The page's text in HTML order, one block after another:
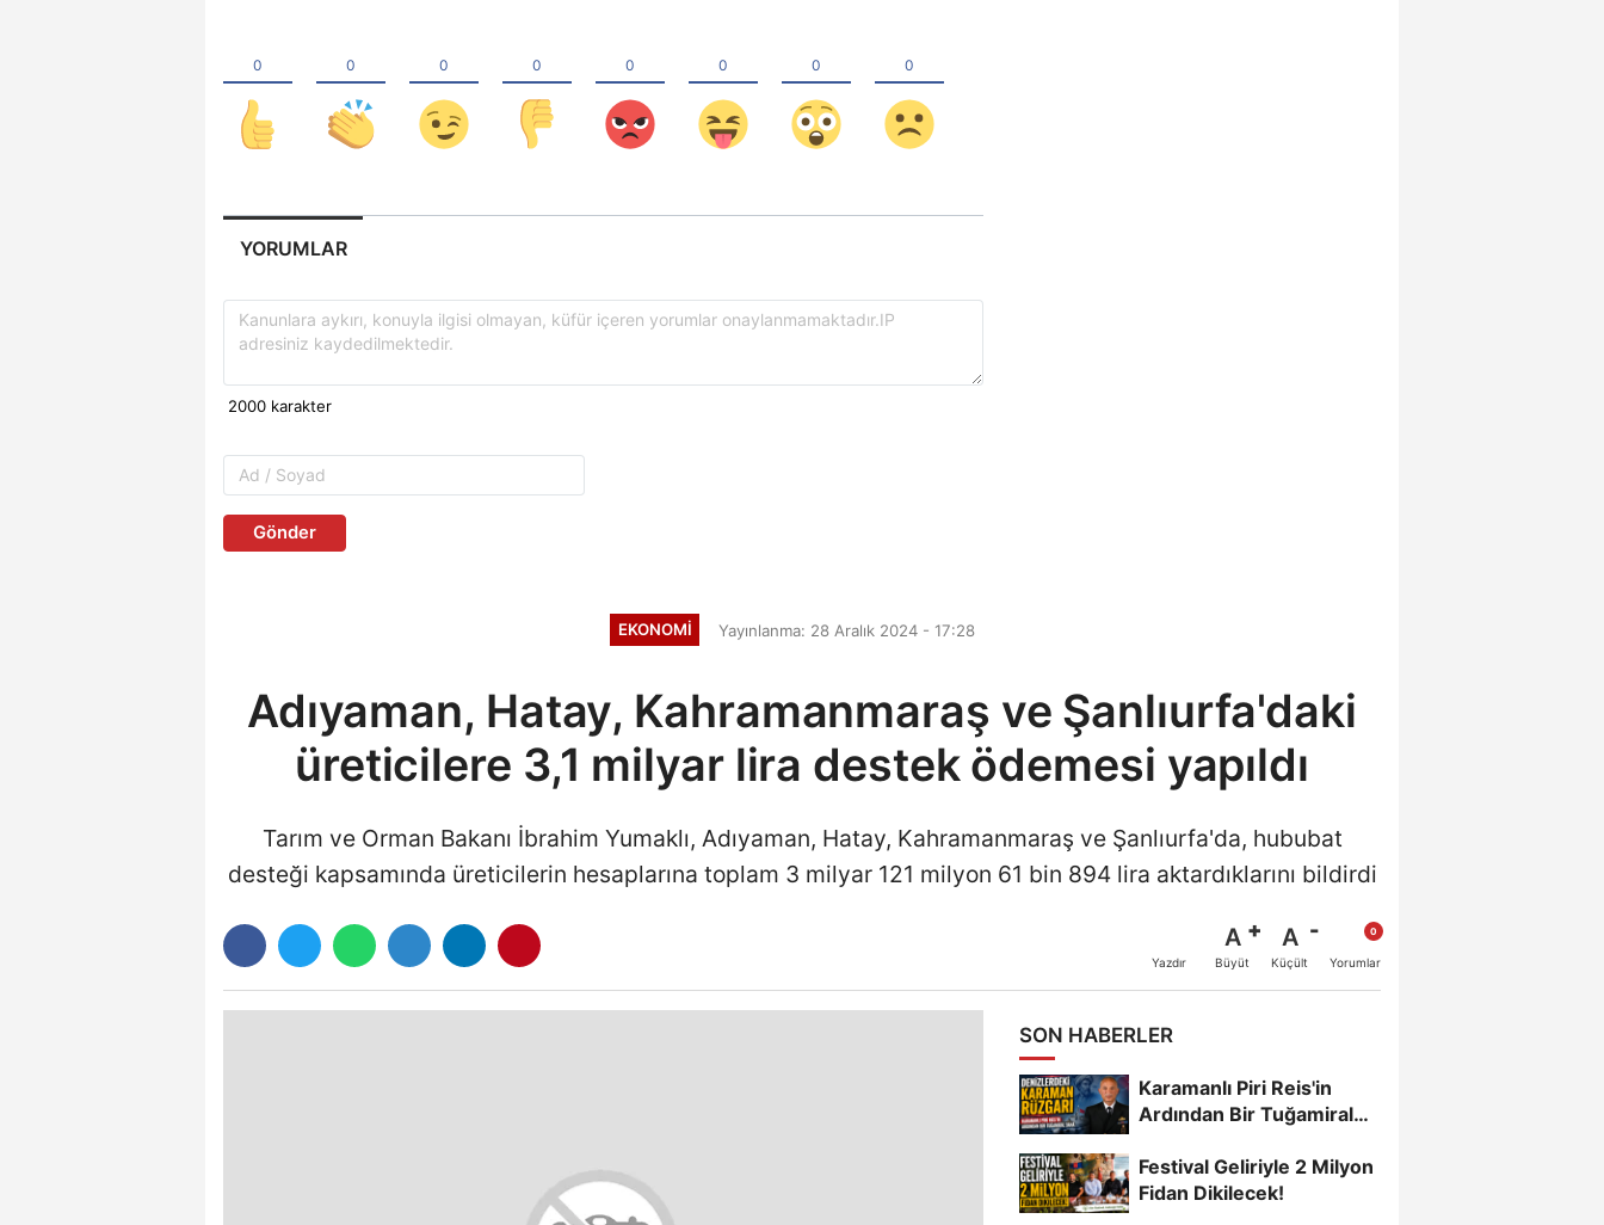
YORUMLAR
Gönder
EKONOMI Yayınlanma: 28 Aralık 2024 - 17:28
Adıyaman, Hatay, Kahramanmaraş ve Şanlıurfa'daki
üreticilere 3,1 milyar lira destek ödemesi yapıldı
Tarım ve Orman Bakanı İbrahim Yumaklı, Adıyaman, Hatay, Kahramanmaraş ve Şanlıurfa'da, hububat
desteği kapsamında üreticilerin hesaplarına toplam 3 milyar 121 milyon 61 bin 894 lira aktardıklarını bildirdi
Yazdır
A
Büyüt
A
Küçült Yorumlar
SON HABERLER
Karamanlı Piri Reis'in
Ardından Bir Tuğamiral
Festival Geliriyle 2 Milyon
Fidan Dikilecek!